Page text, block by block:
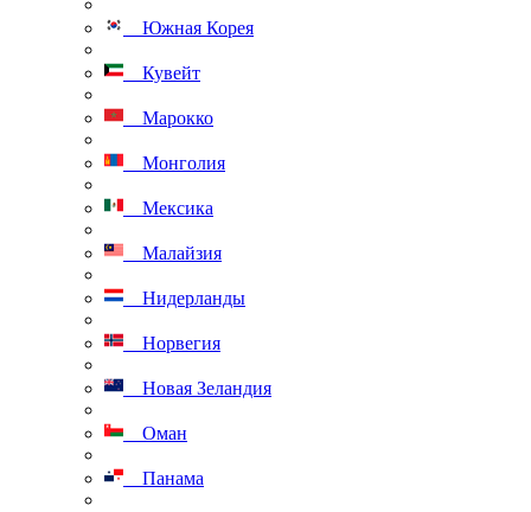
Южная Корея
Кувейт
Марокко
Монголия
Мексика
Малайзия
Нидерланды
Норвегия
Новая Зеландия
Оман
Панама